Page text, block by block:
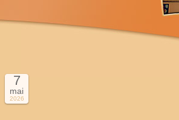
7
mai
2026